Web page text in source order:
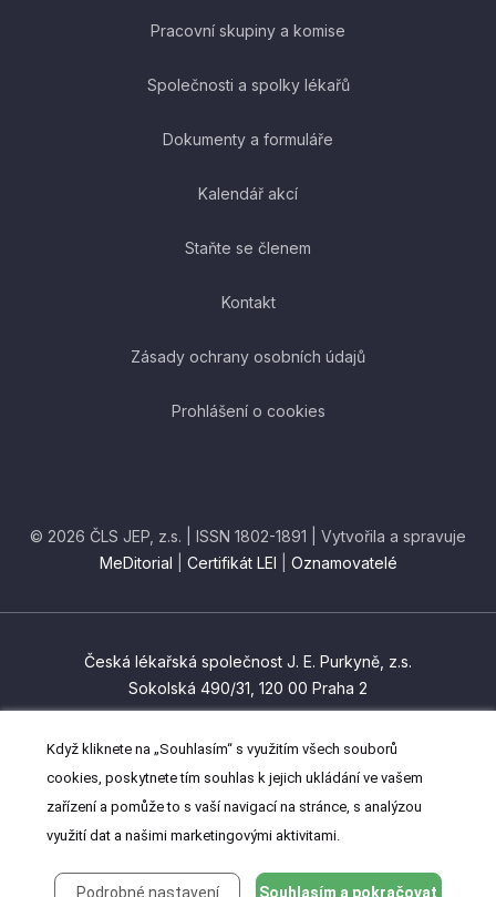
Pracovní skupiny a komise
Společnosti a spolky lékařů
Dokumenty a formuláře
Kalendář akcí
Staňte se členem
Kontakt
Zásady ochrany osobních údajů
Prohlášení o cookies
© 2026 ČLS JEP, z.s. | ISSN 1802-1891 | Vytvořila a spravuje
MeDitorial
Certifikát LEI Oznamovatelé
Česká lékařská společnost J. E. Purkyně, z.s.
Sokolská 490/31, 120 00 Praha 2
(+420) 224 266 201
Když kliknete na „Souhlasím“ s využitím všech souborů
cookies, poskytnete tím souhlas k jejich ukládání ve vašem
zařízení a pomůže to s vaší navigací na stránce, s analýzou
využití dat a našimi marketingovými aktivitami.
Podrobné nastavení Souhlasím a pokračovat